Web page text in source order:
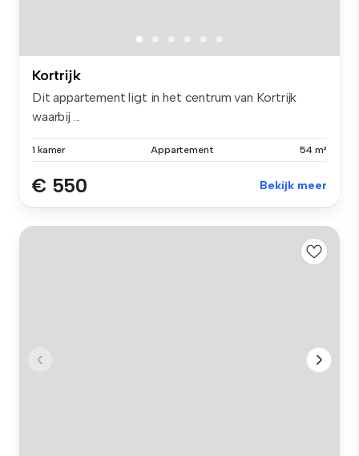
Kortrijk
Dit appartement ligt in het centrum van Kortrijk
waarbij ...
1 kamer Appartement 54 m²
€ 550 Bekijk meer